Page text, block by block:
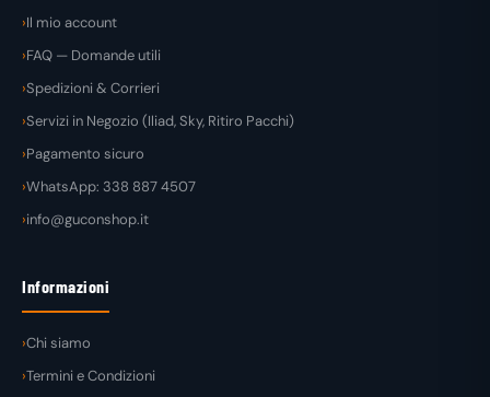
Il mio account
FAQ — Domande utili
Spedizioni & Corrieri
Servizi in Negozio (Iliad, Sky, Ritiro Pacchi)
Pagamento sicuro
WhatsApp: 338 887 4507
info@guconshop.it
Informazioni
Chi siamo
Termini e Condizioni